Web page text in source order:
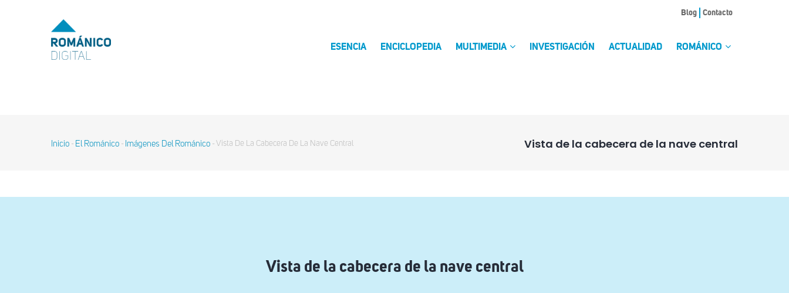
MENU
TOP
Blog Contacto
ESENCIA ENCICLOPEDIA MULTIMEDIA INVESTIGACIÓN ACTUALIDAD ROMÁNICO
Vista de la cabecera de la nave central
Sobrescribir
Inicio - El Románico - Imágenes Del Románico - Vista De La Cabecera De La Nave Central
Vista de la cabecera de la nave central